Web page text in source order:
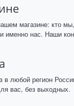
магазине: кто
именно нас. Наши
в любой регион
вас, без выходных.